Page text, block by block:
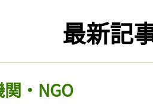
最新記
・NGO